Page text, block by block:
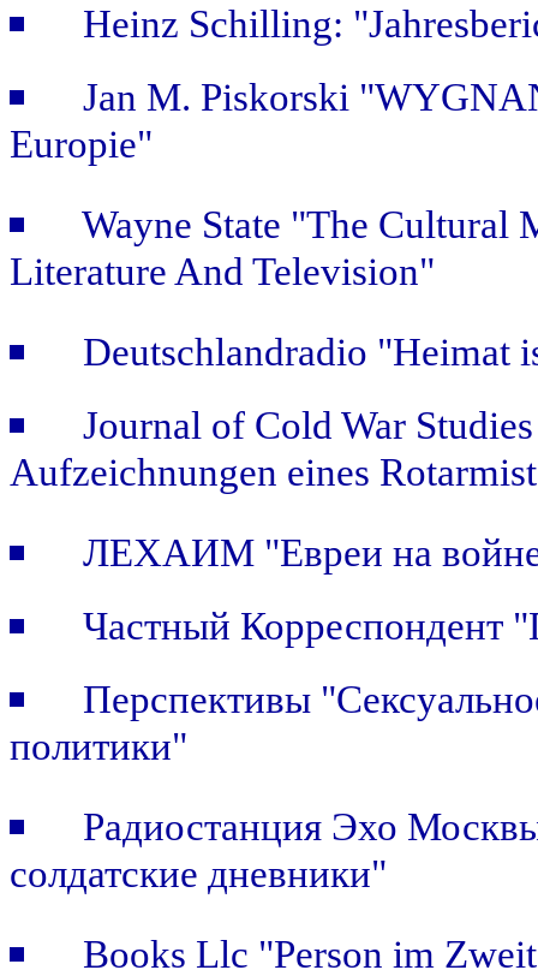
Heinz Schilling:
Jan M. Piskorski
Europie"
Wayne State "The Cultural
Literature And Television"
Deutschlandradio "Heimat
Journal of Cold War
Aufzeichnungen eines
ЛЕХАИМ "Евреи на
Частный Корреспондент
Перспективы
политики"
Радиостанция Эхо
солдатские дневники"
Books Llc "Person im